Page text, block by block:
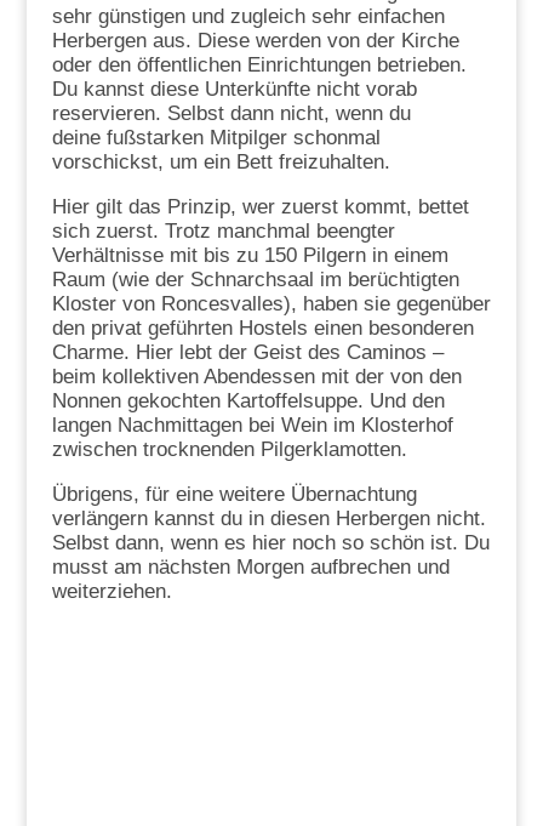
sehr günstigen und zugleich sehr einfachen
Herbergen aus. Diese werden von der Kirche
oder den öffentlichen Einrichtungen betrieben.
Du kannst diese Unterkünfte nicht vorab
reservieren. Selbst dann nicht, wenn du
deine fußstarken Mitpilger schonmal
vorschickst, um ein Bett freizuhalten.
Hier gilt das Prinzip, wer zuerst kommt, bettet
sich zuerst. Trotz manchmal beengter
Verhältnisse mit bis zu 150 Pilgern in einem
Raum (wie der Schnarchsaal im berüchtigten
Kloster von Roncesvalles), haben sie gegenüber
den privat geführten Hostels einen besonderen
Charme. Hier lebt der Geist des Caminos –
beim kollektiven Abendessen mit der von den
Nonnen gekochten Kartoffelsuppe. Und den
langen Nachmittagen bei Wein im Klosterhof
zwischen trocknenden Pilgerklamotten.
Übrigens, für eine weitere Übernachtung
verlängern kannst du in diesen Herbergen nicht.
Selbst dann, wenn es hier noch so schön ist. Du
musst am nächsten Morgen aufbrechen und
weiterziehen.